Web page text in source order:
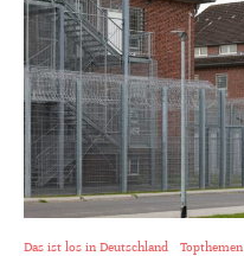
Das ist los in Deutschland Topthemen